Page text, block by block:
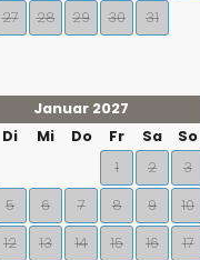
27 28 29 30 31
Januar 2027
Di Mi Do Fr Sa
So
1
2
3
5 6 7 8 9
10
12 13 14 15 16
17